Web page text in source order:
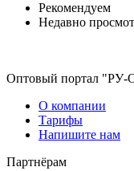
Рекомендуем
Недавно
Оптовый портал
О компании
Тарифы
Напишите нам
Партнёрам